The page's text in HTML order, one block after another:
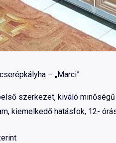
– „Marci”
szerkezet, kiváló
kiemelkedő hatásfok, 12-